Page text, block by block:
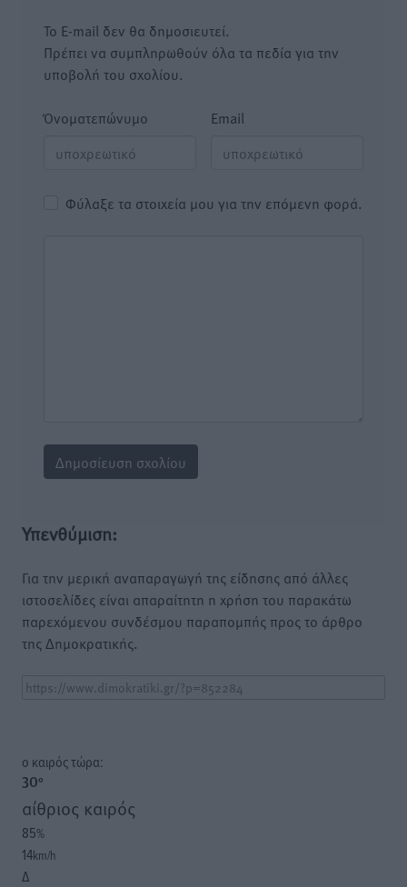
Το E-mail δεν θα δημοσιευτεί.
Πρέπει να συμπληρωθούν όλα τα πεδία για την
υποβολή του σχολίου.
Όνοματεπώνυμο Email
Φύλαξε τα στοιχεία μου για την επόμενη φορά.
Υπενθύμιση:
Για την μερική αναπαραγωγή της είδησης από άλλες
ιστοσελίδες είναι απαραίτητη η χρήση του παρακάτω
παρεχόμενου συνδέσμου παραπομπής προς το άρθρο
της Δημοκρατικής.
o καιρός τώρα:
30°
αίθριος καιρός
85%
14km/h
Δ